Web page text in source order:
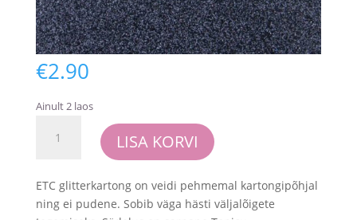
€2.90
Ainult 2 laos
Glitterkartong
-
Black
(1
LISA KORVI
ETC glitterkartong on veidi pehmemal kartongipõhjal
ning ei pudene. Sobib väga hästi väljalõigete